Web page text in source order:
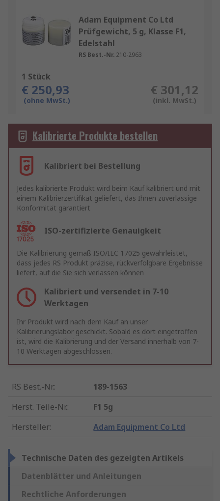
Adam Equipment Co Ltd
Prüfgewicht, 5 g, Klasse F1,
Edelstahl
RS Best.-Nr. 210-2963
1 Stück
€ 250,93
(ohne MwSt.)
€ 301,12
(inkl. MwSt.)
Kalibrierte Produkte bestellen
Kalibriert bei Bestellung
Jedes kalibrierte Produkt wird beim Kauf kalibriert und mit
einem Kalibrierzertifikat geliefert, das Ihnen zuverlässige
Konformität garantiert
ISO-zertifizierte Genauigkeit
Die Kalibrierung gemäß ISO/IEC 17025 gewährleistet,
dass jedes RS Produkt präzise, rückverfolgbare Ergebnisse
liefert, auf die Sie sich verlassen können
Kalibriert und versendet in 7-10
Werktagen
Ihr Produkt wird nach dem Kauf an unser
Kalibrierungslabor geschickt. Sobald es dort eingetroffen
ist, wird die Kalibrierung und der Versand innerhalb von 7-
10 Werktagen abgeschlossen.
RS Best.-Nr.:
189-1563
Herst. Teile-Nr.:
F1 5g
Hersteller: Adam Equipment Co Ltd
Technische Daten des gezeigten Artikels
Datenblätter und Anleitungen
Rechtliche Anforderungen